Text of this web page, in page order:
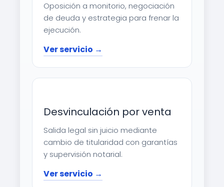
Oposición a monitorio, negociación
de deuda y estrategia para frenar la
ejecución.
Ver servicio →
Desvinculación por venta
Salida legal sin juicio mediante
cambio de titularidad con garantías
y supervisión notarial.
Ver servicio →